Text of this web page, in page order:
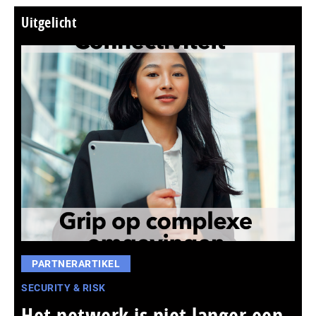
Uitgelicht
PARTNERARTIKEL
SECURITY & RISK